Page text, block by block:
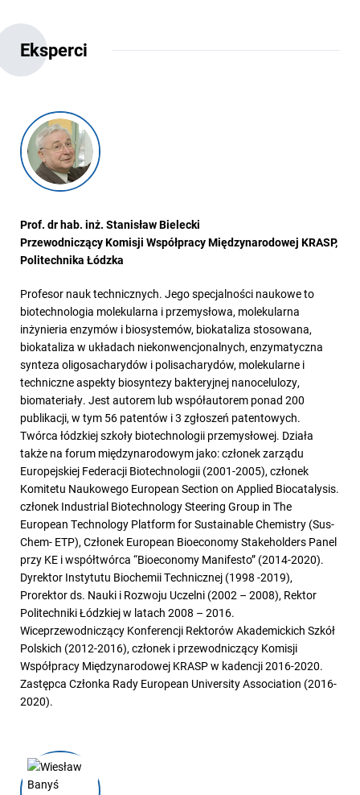
Eksperci
Prof. dr hab. inż. Stanisław Bielecki
Przewodniczący Komisji Współpracy Międzynarodowej KRASP,
Politechnika Łódzka
Profesor nauk technicznych. Jego specjalności naukowe to
biotechnologia molekularna i przemysłowa, molekularna
inżynieria enzymów i biosystemów, biokataliza stosowana,
biokataliza w układach niekonwencjonalnych, enzymatyczna
synteza oligosacharydów i polisacharydów, molekularne i
techniczne aspekty biosyntezy bakteryjnej nanocelulozy,
biomateriały. Jest autorem lub współautorem ponad 200
publikacji, w tym 56 patentów i 3 zgłoszeń patentowych.
Twórca łódzkiej szkoły biotechnologii przemysłowej. Działa
także na forum międzynarodowym jako: członek zarządu
Europejskiej Federacji Biotechnologii (2001-2005), członek
Komitetu Naukowego European Section on Applied Biocatalysis.
członek Industrial Biotechnology Steering Group in The
European Technology Platform for Sustainable Chemistry (Sus-
Chem- ETP), Członek European Bioeconomy Stakeholders Panel
przy KE i współtwórca “Bioeconomy Manifesto” (2014-2020).
Dyrektor Instytutu Biochemii Technicznej (1998 -2019),
Prorektor ds. Nauki i Rozwoju Uczelni (2002 – 2008), Rektor
Politechniki Łódzkiej w latach 2008 – 2016.
Wiceprzewodniczący Konferencji Rektorów Akademickich Szkół
Polskich (2012-2016), członek i przewodniczący Komisji
Współpracy Międzynarodowej KRASP w kadencji 2016-2020.
Zastępca Członka Rady European University Association (2016-
2020).